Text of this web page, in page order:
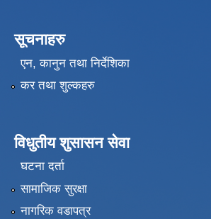
सूचनाहरु
एन, कानुन तथा निर्देशिका
कर तथा शुल्कहरु
विधुतीय शुसासन सेवा
घटना दर्ता
सामाजिक सुरक्षा
नागरिक वडापत्र